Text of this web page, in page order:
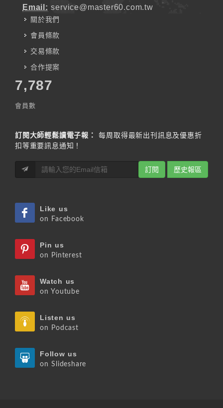
Email: service@master60.com.tw
關於我們
會員條款
交易條款
合作提案
7,787
會員數
訂閱大師輕鬆讀電子報：
每周取得最新出刊訊息及優惠折
扣等重要訊息通知！
訂閱 歷史報區
Like us
on Facebook
Pin us
on Pinterest
Watch us
on Youtube
Listen us
on Podcast
Follow us
on Slideshare